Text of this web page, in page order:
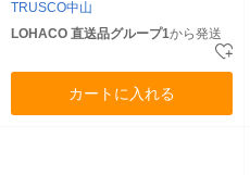
TRUSCO中山
LOHACO 直送品グループ1から発送
カートに入れる